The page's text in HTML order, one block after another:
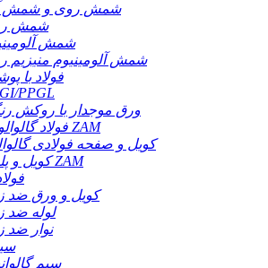
شمش روی و شمش
شمش
شمش
شمش آلومینیوم منیزیم
فولاد با
PPGL
ورق موجدار با روکش
فولاد گالوالوم و فولاد ZAM
کویل و صفحه فولادی
کویل و پلیت ZAM
کویل و ورق ضد
لوله ضد
نوار ضد
سیم